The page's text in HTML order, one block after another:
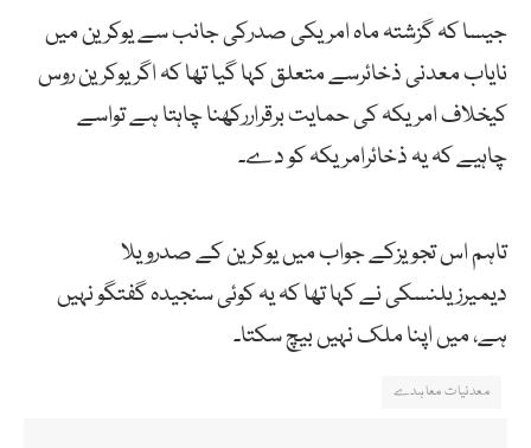
جیسا کہ گزشتہ ماہ امریکی صدرکی جانب سے یوکرین میں
نایاب معدنی ذخائرسے متعلق کہا گیا تھا کہ اگریوکرین روس
کیخلاف امریکہ کی حمایت برقراررکھنا چاہتا ہے تواسے
چاہیے کہ یہ ذخائرامریکہ کو دے۔
تاہم اس تجویزکے جواب میں یوکرین کے صدرویلا
دیمیرزیلنسکی نے کہا تھا کہ یہ کوئی سنجیدہ گفتگو نہیں
ہے، میں اپنا ملک نہیں بیچ سکتا۔
معدنیات معاہدے